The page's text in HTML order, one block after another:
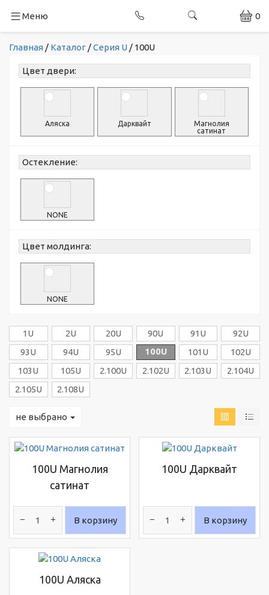
Меню 0
Главная / Каталог /Серия U / 100U
Цвет двери:
Аляска Дарквайт
Магнолия
сатинат
Остекление:
NONE
Цвет молдинга:
NONE
1U 2U 20U 90U 91U
92U
93U
94U 95U 100U 101U
102U
103U
105U 2.100U 2.102U 2.103U
2.104U
2.105U
2.108U
не выбрано
100U Магнолия
сатинат
В корзину
100U Дарквайт
В корзину
100U Аляска